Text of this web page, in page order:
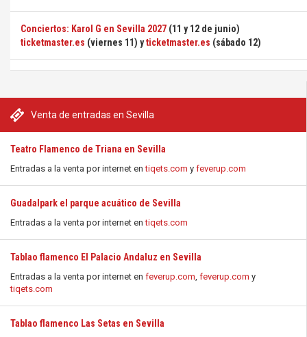
Venta de entradas en Sevilla
Teatro Flamenco de Triana en Sevilla
Entradas a la venta por internet entiqets.com y feverup.com
Guadalpark el parque acuático de Sevilla
Entradas a la venta por internet entiqets.com
Tablao flamenco El Palacio Andaluz en Sevilla
Entradas a la venta por internet en feverup.com, feverup.com y
tiqets.com
Tablao flamenco Las Setas en Sevilla
Conciertos: Karol G en Sevilla 2027 (11 y 12 de junio)
ticketmaster.es (viernes 11) yticketmaster.es (sábado 12)